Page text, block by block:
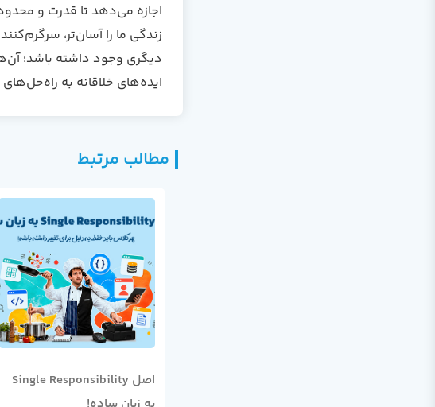
اجازه می‌دهد تا قدرت و
زندگی ما را آسان‌تر،
دیگری وجود داشته باشد؛
ایده‌های خلاقانه به
مطالب مرتبط
اصل Single Responsibility